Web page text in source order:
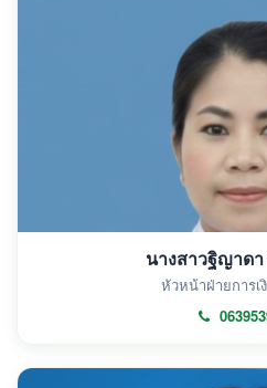
นางสาวฐิญาด
หัวหน้าฝ่ายการ